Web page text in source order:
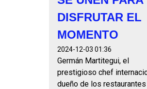
DISFRUTAR EL
MOMENTO
2024-12-03 01:36
Germán Martitegui, el
prestigioso chef
dueño de los restaurantes